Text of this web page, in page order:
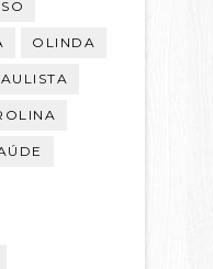
OLINDA